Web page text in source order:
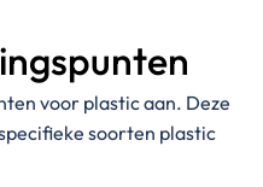
voor plastic aan. Deze
soorten plastic